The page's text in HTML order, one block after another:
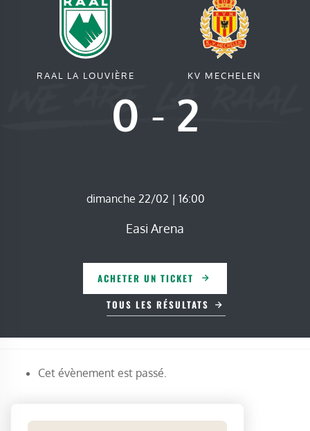
RAAL LA LOUVIÈRE
0 - 2
KV MECHELEN
dimanche 22/02 | 16:00
Easi Arena
ACHETER UN TICKET
TOUS LES RÉSULTATS
Cet évènement est passé.